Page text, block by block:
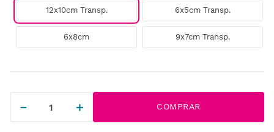
12x10cm Transp. 6x5cm Transp.
6x8cm 9x7cm Transp.
＋
－ COMPRAR